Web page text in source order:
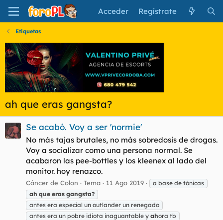
Acceder Regístrate
Etiquetas
ah que eras gangsta?
Se acabó. Voy a ser 'normie'
No más tajas brutales, no más sobredosis de drogas.
Voy a socializar como una persona normal. Se
acabaron las pee-bottles y los kleenex al lado del
monitor. hoy renazco.
Cáncer de Colon Tema 11 Ago 2019
a base de tónicas
ah que eras gangsta?
antes era especial un outlander un renegado
antes era un pobre idiota inaguantable y ahora tb